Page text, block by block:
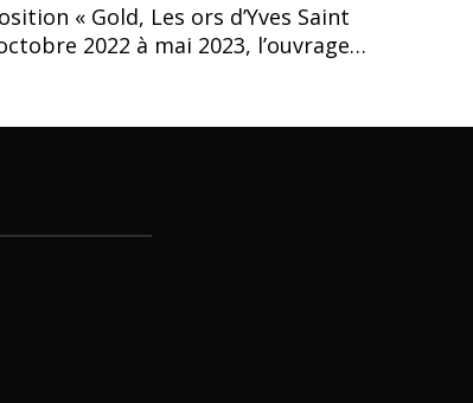
« Gold, Les ors d’Yves Saint
2022 à mai 2023, l’ouvrage…